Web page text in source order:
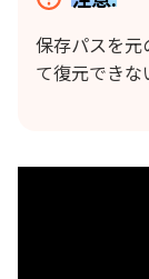
保存パスを元
て復元できな